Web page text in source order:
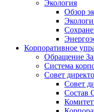
Экология
Обзор
Корпоративное
Обращение
Система
Совет
Совет
Состав